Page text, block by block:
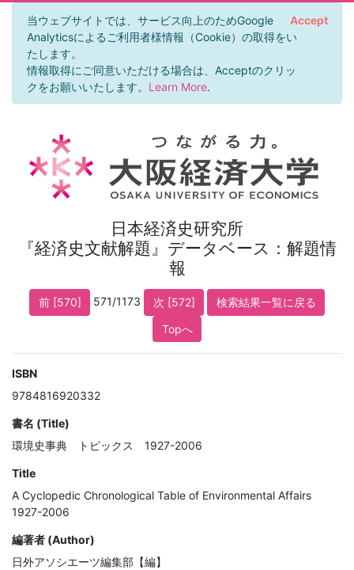
当ウェブサイトでは、サービス向上のためGoogle
Analyticsによるご利用者様情報（Cookie）の取得をい
たします。
情報取得にご同意いただける場合は、Acceptのクリッ
クをお願いいたします。 Learn More.
Accept
日本経済史研究所
『経済史文献解題』データベース：解題情
報
前 [570] 571/1173 次 [572]
検索結果一覧に戻る
Topへ
ISBN
9784816920332
書名 (Title)
環境史事典 トピックス 1927-2006
Title
A Cyclopedic Chronological Table of Environmental Affairs
1927-2006
編著者 (Author)
日外アソシエーツ編集部【編】